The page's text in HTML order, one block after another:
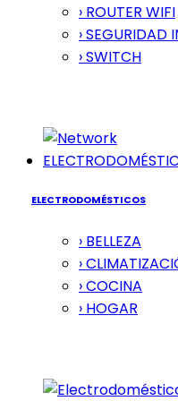
› ROUTER WIFI
› SEGURIDAD
› SWITCH
ELECTRODOMÉSTICOS
› BELLEZA
›
› COCINA
› HOGAR